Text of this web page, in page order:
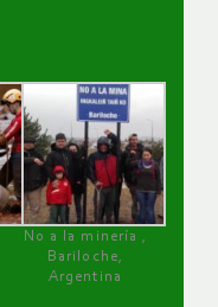
No a la minería ,
Bariloche,
Argentina